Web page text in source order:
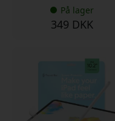
På lager
349 DKK